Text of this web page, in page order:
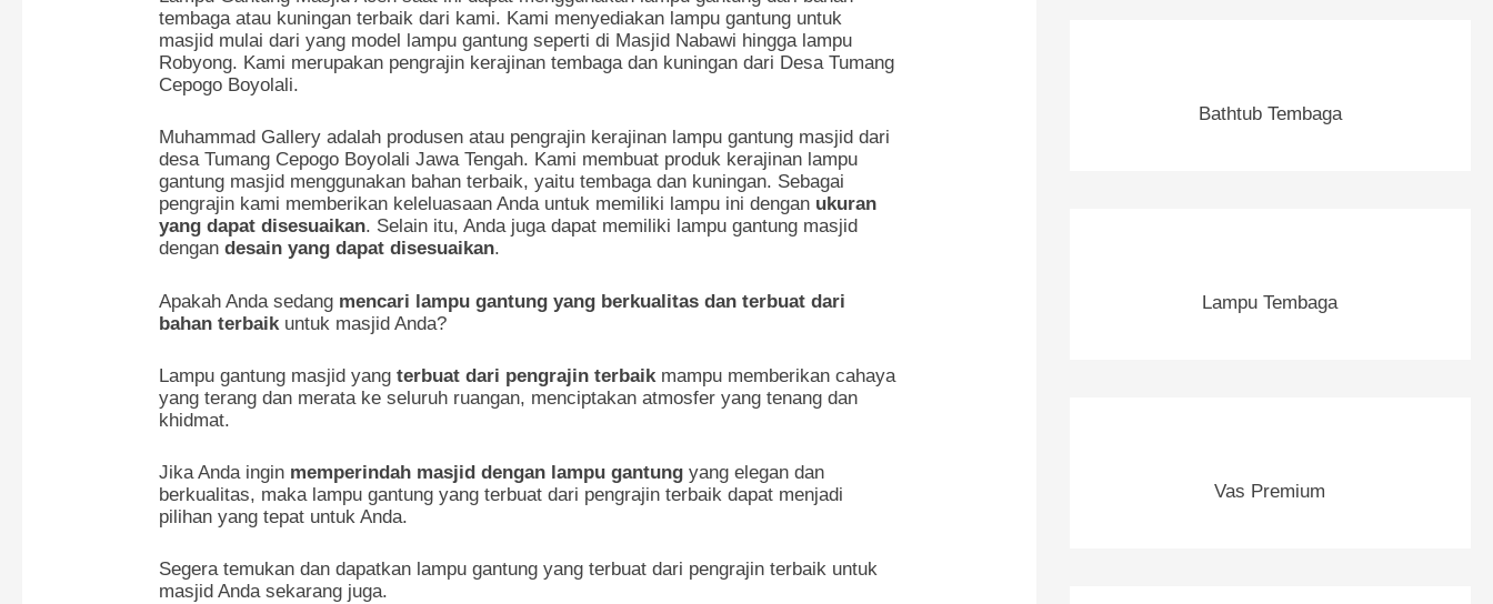
tembaga atau kuningan terbaik dari kami. Kami menyediakan lampu gantung untuk
masjid mulai dari yang model lampu gantung seperti di Masjid Nabawi hingga lampu
Robyong. Kami merupakan pengrajin kerajinan tembaga dan kuningan dari Desa Tumang
Cepogo Boyolali.
Muhammad Gallery adalah produsen atau pengrajin kerajinan lampu gantung masjid dari
desa Tumang Cepogo Boyolali Jawa Tengah. Kami membuat produk kerajinan lampu
gantung masjid menggunakan bahan terbaik, yaitu tembaga dan kuningan. Sebagai
pengrajin kami memberikan keleluasaan Anda untuk memiliki lampu ini dengan ukuran
yang dapat disesuaikan. Selain itu, Anda juga dapat memiliki lampu gantung masjid
dengandesain yang dapat disesuaikan.
Apakah Anda sedang mencari lampu gantung yang berkualitas dan terbuat dari
bahan terbaik untuk masjid Anda?
Lampu gantung masjid yangterbuat dari pengrajin terbaikmampu memberikan cahaya
yang terang dan merata ke seluruh ruangan, menciptakan atmosfer yang tenang dan
khidmat.
Jika Anda ingin memperindah masjid dengan lampu gantung yang elegan dan
berkualitas, maka lampu gantung yang terbuat dari pengrajin terbaik dapat menjadi
pilihan yang tepat untuk Anda.
Segera temukan dan dapatkan lampu gantung yang terbuat dari pengrajin terbaik untuk
masjid Anda sekarang juga.
Bathtub Tembaga
Lampu Tembaga
Vas Premium